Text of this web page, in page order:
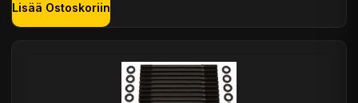
Lisää Ostoskoriin